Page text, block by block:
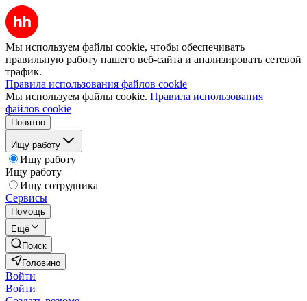
Мы используем файлы cookie, чтобы обеспечивать
правильную работу нашего веб-сайта и анализировать сетевой
трафик.
Правила использования файлов cookie
Мы используем файлы cookie. Правила использования
файлов cookie
Понятно
Ищу работу
Ищу работу
Ищу работу
Ищу сотрудника
Сервисы
Помощь
Ещё
Поиск
Головино
Войти
Войти